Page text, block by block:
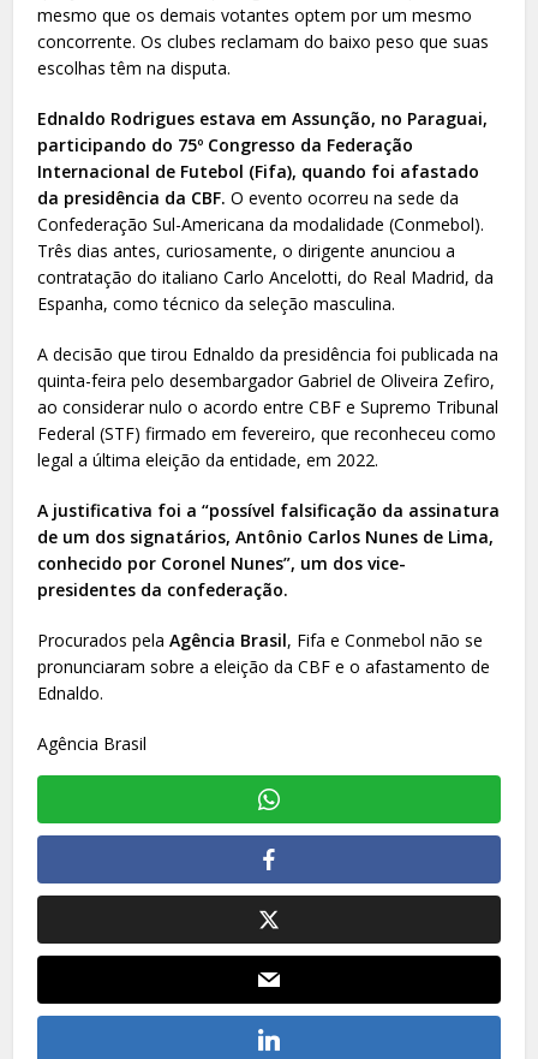
mesmo que os demais votantes optem por um mesmo
concorrente. Os clubes reclamam do baixo peso que suas
escolhas têm na disputa.
Ednaldo Rodrigues estava em Assunção, no Paraguai,
participando do 75º Congresso da Federação
Internacional de Futebol (Fifa), quando foi afastado
da presidência da CBF. O evento ocorreu na sede da
Confederação Sul-Americana da modalidade (Conmebol).
Três dias antes, curiosamente, o dirigente anunciou a
contratação do italiano Carlo Ancelotti, do Real Madrid, da
Espanha, como técnico da seleção masculina.
A decisão que tirou Ednaldo da presidência foi publicada na
quinta-feira pelo desembargador Gabriel de Oliveira Zefiro,
ao considerar nulo o acordo entre CBF e Supremo Tribunal
Federal (STF) firmado em fevereiro, que reconheceu como
legal a última eleição da entidade, em 2022.
A justificativa foi a “possível falsificação da assinatura
de um dos signatários, Antônio Carlos Nunes de Lima,
conhecido por Coronel Nunes”, um dos vice-
presidentes da confederação.
Procurados pelaAgência Brasil, Fifa e Conmebol não se
pronunciaram sobre a eleição da CBF e o afastamento de
Ednaldo.
Agência Brasil